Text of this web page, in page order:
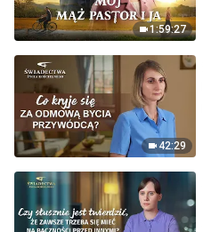
1:59:27
42:29